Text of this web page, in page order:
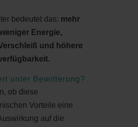
bedeutet das: mehr
Energie,
und höhere
unter Bewitterung?
ob diese
Vorteile eine
auf die